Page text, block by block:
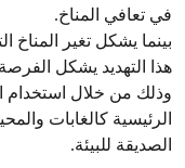
في تعافي المناخ.
بينما يشكل تغير المناخ
هذا التهديد يشكل الفرصة
وذلك من خلال استخدام
الرئيسية كالغابات
الصديقة للبيئة.